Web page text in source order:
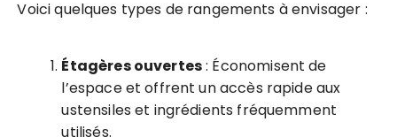
Voici quelques types de rangements à envisager :
Étagères ouvertes: Économisent de
l’espace et offrent un accès rapide aux
ustensiles et ingrédients fréquemment
utilisés.